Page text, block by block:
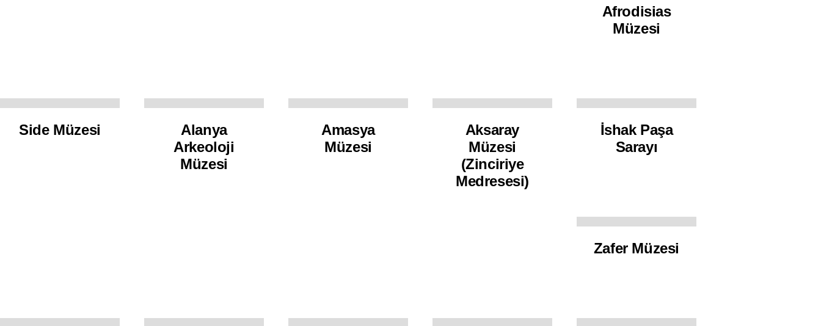
Afrodisias
Müzesi
Side Müzesi
Alanya
Arkeoloji
Müzesi
Amasya
Müzesi
Aksaray
Müzesi
(Zinciriye
Medresesi)
İshak Paşa
Sarayı
Zafer Müzesi